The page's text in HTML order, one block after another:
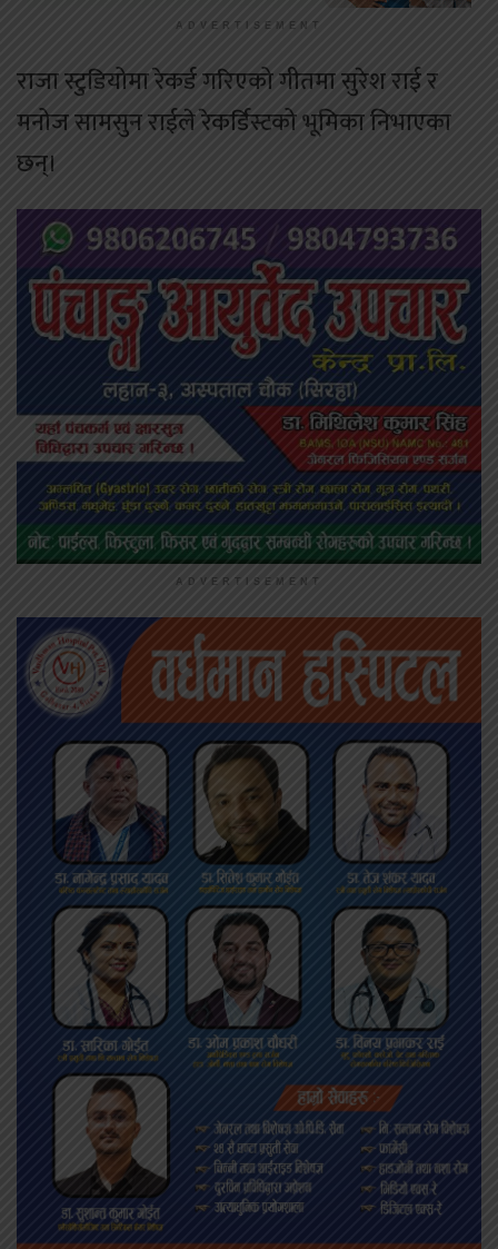
ADVERTISEMENT
राजा स्टुडियोमा रेकर्ड गरिएको गीतमा सुरेश राई र
मनोज सामसुन राईले रेकर्डिस्टको भूमिका निभाएका
छन्।
ADVERTISEMENT